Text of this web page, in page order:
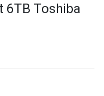
6TB Toshiba